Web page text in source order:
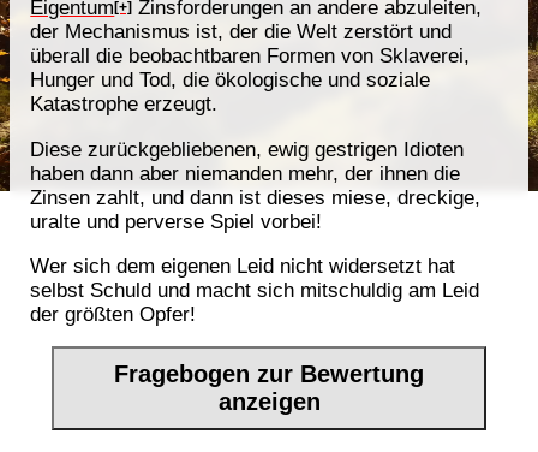
Eigentum[+] Zinsforderungen an andere abzuleiten,
der Mechanismus ist, der die Welt zerstört und
überall die beobachtbaren Formen von Sklaverei,
Hunger und Tod, die ökologische und soziale
Katastrophe erzeugt.
Diese zurückgebliebenen, ewig gestrigen Idioten
haben dann aber niemanden mehr, der ihnen die
Zinsen zahlt, und dann ist dieses miese, dreckige,
uralte und perverse Spiel vorbei!
Wer sich dem eigenen Leid nicht widersetzt hat
selbst Schuld und macht sich mitschuldig am Leid
der größten Opfer!
Fragebogen zur Bewertung
anzeigen